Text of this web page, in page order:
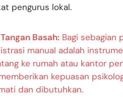
pengurus lokal.
Basah: Bagi sebagian
manual adalah
ke rumah atau kantor
kepuasan
dan dibutuhkan.